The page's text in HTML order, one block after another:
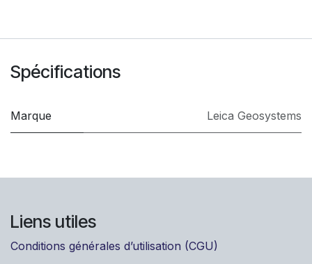
Spécifications
Marque Leica Geosystems
Liens utiles
Conditions générales d’utilisation (CGU)